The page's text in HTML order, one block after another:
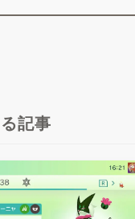
記事